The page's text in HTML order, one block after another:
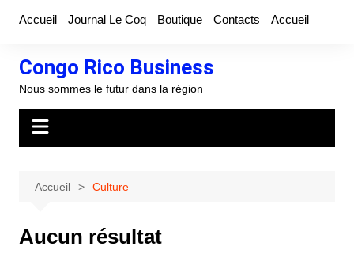
Accueil Journal Le Coq Boutique Contacts Accueil
Congo Rico Business
Nous sommes le futur dans la région
Accueil Culture
Aucun résultat